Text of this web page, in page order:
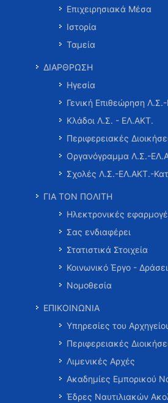
Επιχειρησιακά Μέσα
Ιστορία
Ταμεία
ΔΙΑΡΘΡΩΣΗ
Ηγεσία
Γενική Επιθεώρηση
Κλάδοι Λ.Σ. - ΕΛ.ΑΚΤ.
Περιφερειακές
Οργανόγραμμα Λ.Σ.-
Σχολές Λ.Σ.-ΕΛ.ΑΚΤ.-
ΓΙΑ ΤΟΝ ΠΟΛΙΤΗ
Ηλεκτρονικές
Σας ενδιαφέρει
Στατιστικά Στοιχεία
Κοινωνικό Έργο -
Νομοθεσία
ΕΠΙΚΟΙΝΩΝΙΑ
Υπηρεσίες του
Περιφερειακές
Λιμενικές Αρχές
Ακαδημίες Εμπορικού
Έδρες Ναυτιλιακών